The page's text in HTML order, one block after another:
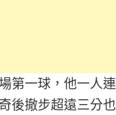
第一球，他一人
後撤步超遠三分